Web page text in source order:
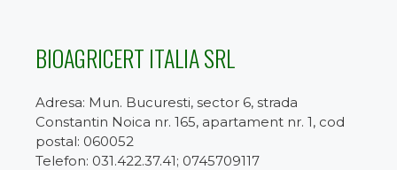
BIOAGRICERT ITALIA SRL
Adresa: Mun. Bucuresti, sector 6, strada
Constantin Noica nr. 165, apartament nr. 1, cod
postal: 060052
Telefon: 031.422.37.41; 0745709117